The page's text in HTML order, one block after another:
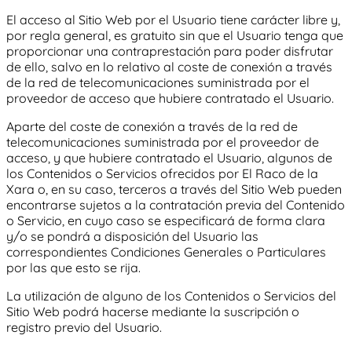
El acceso al Sitio Web por el Usuario tiene carácter libre y,
por regla general, es gratuito sin que el Usuario tenga que
proporcionar una contraprestación para poder disfrutar
de ello, salvo en lo relativo al coste de conexión a través
de la red de telecomunicaciones suministrada por el
proveedor de acceso que hubiere contratado el Usuario.
Aparte del coste de conexión a través de la red de
telecomunicaciones suministrada por el proveedor de
acceso, y que hubiere contratado el Usuario, algunos de
los Contenidos o Servicios ofrecidos por El Raco de la
Xara o, en su caso, terceros a través del Sitio Web pueden
encontrarse sujetos a la contratación previa del Contenido
o Servicio, en cuyo caso se especificará de forma clara
y/o se pondrá a disposición del Usuario las
correspondientes Condiciones Generales o Particulares
por las que esto se rija.
La utilización de alguno de los Contenidos o Servicios del
Sitio Web podrá hacerse mediante la suscripción o
registro previo del Usuario.